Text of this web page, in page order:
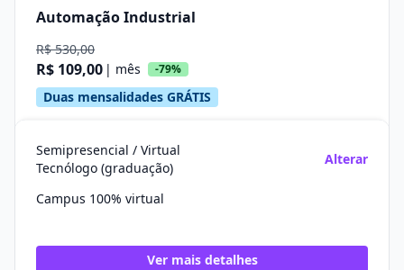
Automação Industrial
R$ 530,00
R$ 109,00 | mês -79%
Duas mensalidades GRÁTIS
Semipresencial / Virtual
Tecnólogo (graduação)
Alterar
Campus 100% virtual
Ver mais detalhes